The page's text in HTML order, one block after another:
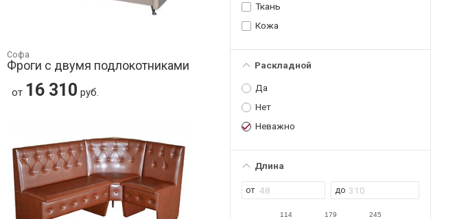
Ткань
Кожа
Раскладной
Да
Нет
Неважно
Длина
114 179 245
Софа
Фроги с двумя подлокотниками
от 16 310 руб.